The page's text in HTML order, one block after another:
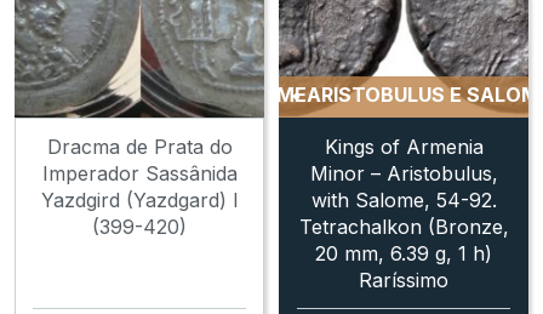
Dracma de Prata do
Imperador Sassânida
Yazdgird (Yazdgard) I
(399-420)
ARISTOBULUS E SALOME ARISTOBULUS E SALOME
Kings of Armenia
Minor – Aristobulus,
with Salome, 54-92.
Tetrachalkon (Bronze,
20 mm, 6.39 g, 1 h)
Raríssimo